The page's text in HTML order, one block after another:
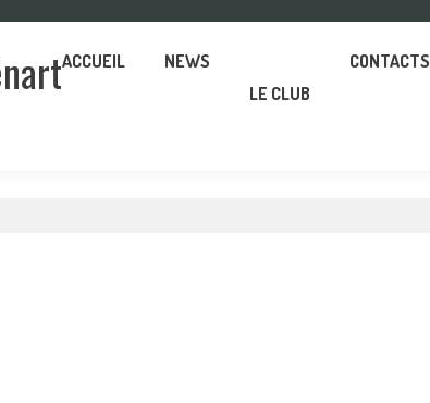
ACCUEIL
NEWS
LE CLUB
CONTACTS